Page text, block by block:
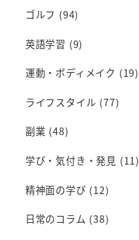
ゴルフ (94)
英語学習 (9)
運動・ボディメイク (19)
ライフスタイル (77)
副業 (48)
学び・気付き・発見 (11)
精神面の学び (12)
日常のコラム (38)